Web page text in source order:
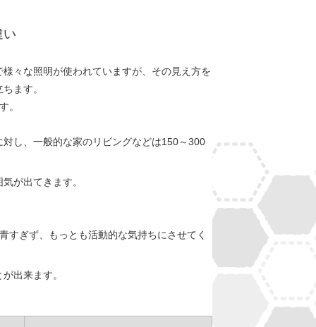
い
々な照明が使われていますが、その見え方を
ます。
。
し、一般的な家のリビングなどは150～300
が出てきます。
ぎず、もっとも活動的な気持ちにさせてく
出来ます。